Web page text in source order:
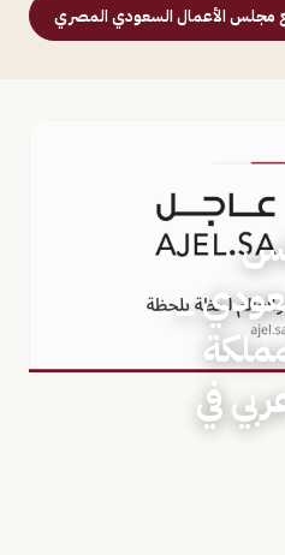
مجلس الأعمال السعودي المصري
_
في